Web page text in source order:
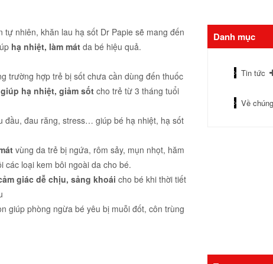
nhiên, khăn lau hạ sốt Dr Papie sẽ mang đến
hạ nhiệt, làm mát da bé hiệu quả.
trường hợp trẻ bị sốt chưa cần dùng đến thuốc
giúp hạ nhiệt, giảm sốt cho trẻ từ 3 tháng tuổi
đầu, đau răng, stress… giúp bé hạ nhiệt, hạ sốt
vùng da trẻ bị ngứa, rôm sảy, mụn nhọt, hăm
loại kem bôi ngoài da cho bé.
giác dễ chịu, sảng khoái cho bé khi thời tiết
giúp phòng ngừa bé yêu bị muỗi đốt, côn trùng
Danh mục
Tin tức
Về